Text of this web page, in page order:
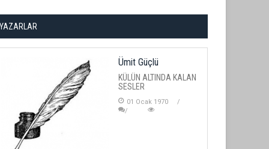
YAZARLAR
Ümit Güçlü
KÜLÜN ALTINDA KALAN
SESLER
01 Ocak 1970